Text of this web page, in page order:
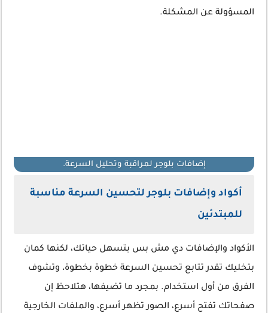
المسؤولة عن المشكلة.
إضافات بلوجر لمراقبة وتحليل السرعة.
أكواد وإضافات بلوجر لتحسين السرعة مناسبة
للمبتدئين
الأكواد والإضافات دي مش بس بتسهل حياتك، لكنها كمان
بتخليك تقدر تتابع تحسين السرعة خطوة بخطوة، وتشوف
الفرق من أول استخدام. بمجرد ما تضيفها، هتلاحظ إن
صفحاتك تفتح أسرع، الصور تظهر أسرع، والملفات الخارجية